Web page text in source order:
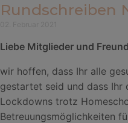
Rundschreiben
Liebe Mitglieder und
wir hoffen, dass Ihr alle
gestartet seid und dass Ihr
Lockdowns trotz
Betreuungsmöglichkeiten